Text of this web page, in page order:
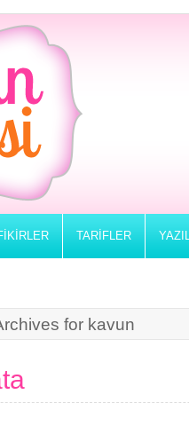
TARIFLER
for kavun